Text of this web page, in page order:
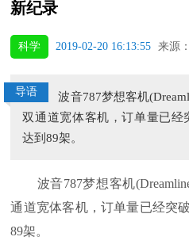
新纪录
科学 2019-02-20 16:13:55 来源
导语
波音787梦想客机
双通道宽体客机，订单量已经
达到89架。
波音787梦想客机
通道宽体客机，订单量已经突
89架。